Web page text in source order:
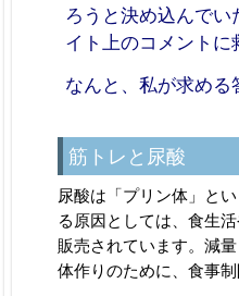
ろうと決め込んで
イト上のコメントに
なんと、私が求める
筋トレと尿酸
尿酸は「プリン体」と
る原因としては、食生
販売されています。減
体作りのために、食事